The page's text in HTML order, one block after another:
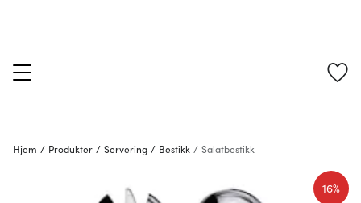
Hjem / Produkter / Servering / Bestikk / Salatbestikk
16%